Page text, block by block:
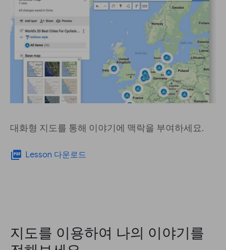
대화형 지도를 통해 이야기에 맥락을 부여하세요.
picture_as_pdf Lesson 다운로드
지도를 이용하여 나의 이야기를